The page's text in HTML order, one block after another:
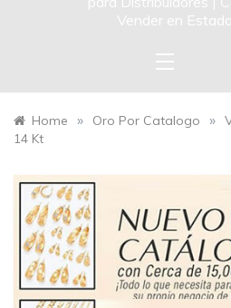
Vender en
Home » Oro Por Catalogo »
14 Kt